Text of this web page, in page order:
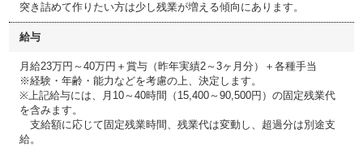
突き詰めて作りたい方は少し残業が増える傾向にあります。
給与
月給23万円～40万円＋賞与（昨年実績2～3ヶ月分）＋各種手当
※経験・年齢・能力などを考慮の上、決定します。
※上記給与には、月10～40時間（15,400～90,500円）の固定残業代
を含みます。
支給額に応じて固定残業時間、残業代は変動し、超過分は別途支
給。